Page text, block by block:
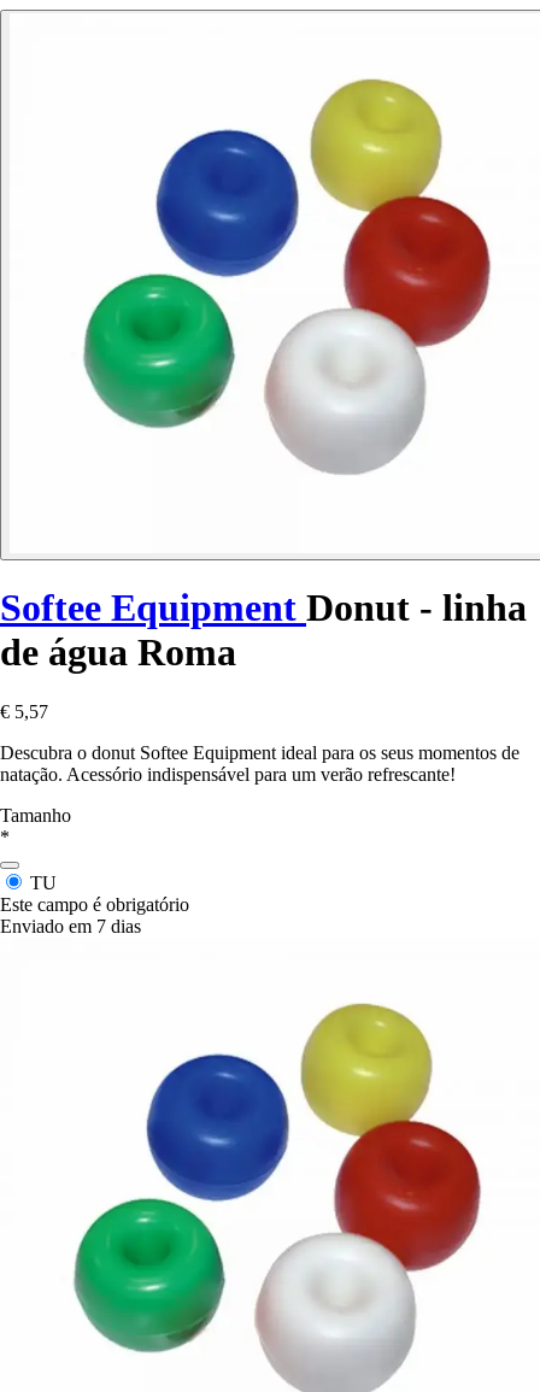
Softee Equipment Donut - linha
de água Roma
€ 5,57
Descubra o donut Softee Equipment ideal para os seus momentos de
natação. Acessório indispensável para um verão refrescante!
Tamanho
*
TU
Este campo é obrigatório
Enviado em 7 dias